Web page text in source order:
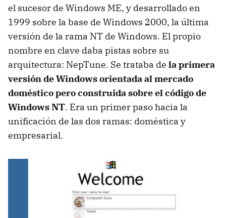
el sucesor de Windows ME, y desarrollado en
1999 sobre la base de Windows 2000, la última
versión de la rama NT de Windows. El propio
nombre en clave daba pistas sobre su
arquitectura: NepTune. Se trataba de la primera
versión de Windows orientada al mercado
doméstico pero construida sobre el código de
Windows NT. Era un primer paso hacia la
unificación de las dos ramas: doméstica y
empresarial.